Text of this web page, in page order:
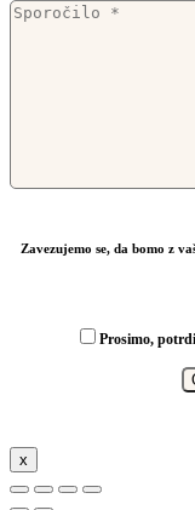
Zavezujemo se, da bomo z
Prosimo,
x